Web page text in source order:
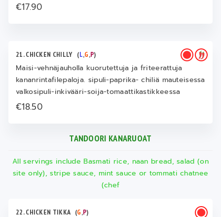
€17.90
21. CHICKEN CHILLY (L,G,P)
Maisi-vehnäjauholla kuorutettuja ja friteerattuja
kananrintafilepaloja. sipuli-paprika- chiliä mauteisessa
valkosipuli-inkivääri-soija-tomaattikastikkeessa
€18.50
TANDOORI KANARUOAT
All servings include Basmati rice, naan bread, salad (on
site only), stripe sauce, mint sauce or tommati chatnee
(chef
22. CHICKEN TIKKA (G,P)